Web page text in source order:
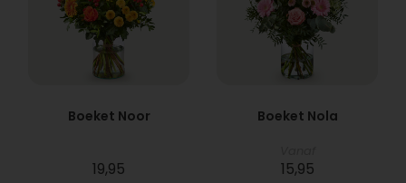
Boeket Noor
19,95
Boeket Nola
15,95